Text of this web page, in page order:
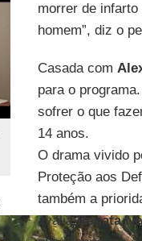
morrer de
homem”, diz o
Casada com
para o
sofrer o que
14 anos.
O drama vivido
Proteção aos
também a
avaliaRenata